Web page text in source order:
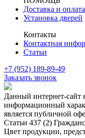
Доставка и оплата
Установка дверей
Контакты
Контактная
Статьи
+7 (952) 189-89-49
Заказать звонок
Данный интернет-сайт
информационный
является публичной
Статьи 437 (2)
Цвет продукции,